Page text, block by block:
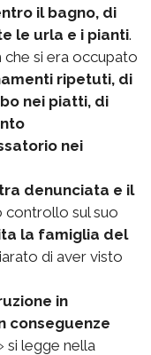
il bagno, di
le urla e i pianti.
che si era occupato
ripetuti, di
nei piatti, di
nei
denunciata e il
controllo sul suo
la famiglia del
di aver visto
in
conseguenze
si legge nella